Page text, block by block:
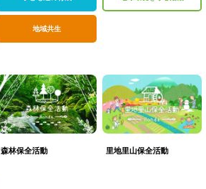
地域共生
森林保全活動 里地里山保全活動